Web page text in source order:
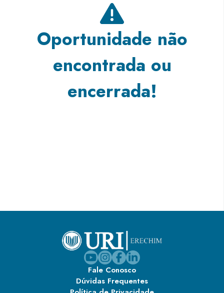
Oportunidade não
encontrada ou
encerrada!
Fale Conosco
Dúvidas Frequentes